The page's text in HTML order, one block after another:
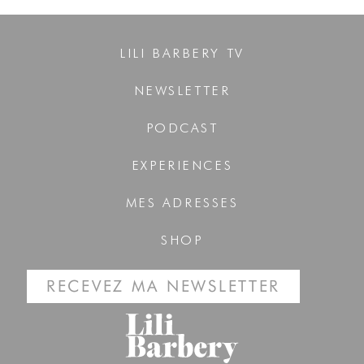
LILI BARBERY TV
NEWSLETTER
PODCAST
EXPERIENCES
MES ADRESSES
SHOP
RECEVEZ MA NEWSLETTER